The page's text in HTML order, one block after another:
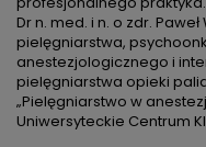
Dr n. med. i n. o zdr. Paweł
pielęgniarstwa,
anestezjologicznego i
pielęgniarstwa opieki
„Pielęgniarstwo w
Uniwersyteckie Centrum